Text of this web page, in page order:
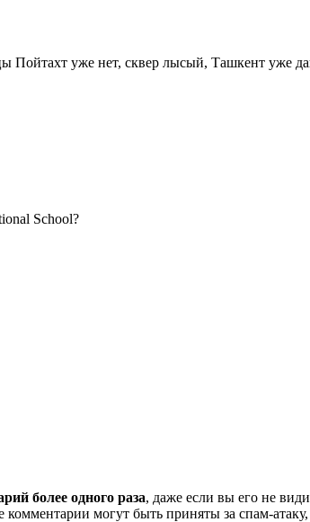
Пойтахт уже нет, сквер лысый, Ташкент
School?
более одного раза, даже если вы его не
могут быть приняты за спам-